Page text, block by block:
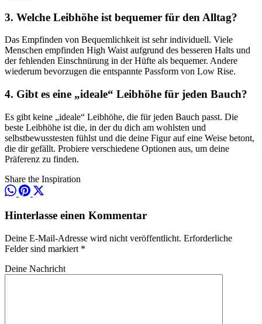
3. Welche Leibhöhe ist bequemer für den Alltag?
Das Empfinden von Bequemlichkeit ist sehr individuell. Viele
Menschen empfinden High Waist aufgrund des besseren Halts und
der fehlenden Einschnürung in der Hüfte als bequemer. Andere
wiederum bevorzugen die entspannte Passform von Low Rise.
4. Gibt es eine „ideale“ Leibhöhe für jeden Bauch?
Es gibt keine „ideale“ Leibhöhe, die für jeden Bauch passt. Die
beste Leibhöhe ist die, in der du dich am wohlsten und
selbstbewusstesten fühlst und die deine Figur auf eine Weise betont,
die dir gefällt. Probiere verschiedene Optionen aus, um deine
Präferenz zu finden.
Share the Inspiration
Hinterlasse einen Kommentar
Deine E-Mail-Adresse wird nicht veröffentlicht. Erforderliche
Felder sind markiert *
Deine Nachricht